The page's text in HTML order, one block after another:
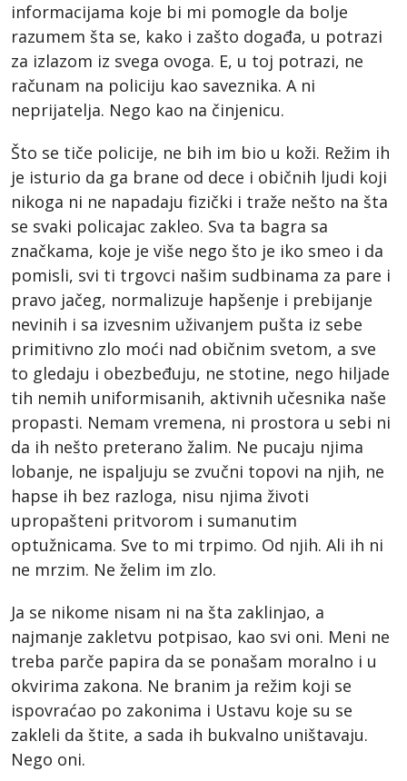
informacijama koje bi mi pomogle da bolje
razumem šta se, kako i zašto događa, u potrazi
za izlazom iz svega ovoga. E, u toj potrazi, ne
računam na policiju kao saveznika. A ni
neprijatelja. Nego kao na činjenicu.
Što se tiče policije, ne bih im bio u koži. Režim ih
je isturio da ga brane od dece i običnih ljudi koji
nikoga ni ne napadaju fizički i traže nešto na šta
se svaki policajac zakleo. Sva ta bagra sa
značkama, koje je više nego što je iko smeo i da
pomisli, svi ti trgovci našim sudbinama za pare i
pravo jačeg, normalizuje hapšenje i prebijanje
nevinih i sa izvesnim uživanjem pušta iz sebe
primitivno zlo moći nad običnim svetom, a sve
to gledaju i obezbeđuju, ne stotine, nego hiljade
tih nemih uniformisanih, aktivnih učesnika naše
propasti. Nemam vremena, ni prostora u sebi ni
da ih nešto preterano žalim. Ne pucaju njima
lobanje, ne ispaljuju se zvučni topovi na njih, ne
hapse ih bez razloga, nisu njima životi
upropašteni pritvorom i sumanutim
optužnicama. Sve to mi trpimo. Od njih. Ali ih ni
ne mrzim. Ne želim im zlo.
Ja se nikome nisam ni na šta zaklinjao, a
najmanje zakletvu potpisao, kao svi oni. Meni ne
treba parče papira da se ponašam moralno i u
okvirima zakona. Ne branim ja režim koji se
ispovraćao po zakonima i Ustavu koje su se
zakleli da štite, a sada ih bukvalno uništavaju.
Nego oni.